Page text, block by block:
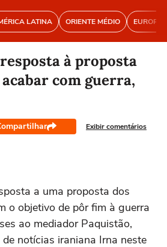
LATINA ORIENTE MÉDIO EUROPA
à proposta
com guerra,
Exibir comentários
a uma proposta dos
o objetivo de ⁠pôr fim à guerra
ao mediador ‌Paquistão,
⁠notícias iraniana Irna neste